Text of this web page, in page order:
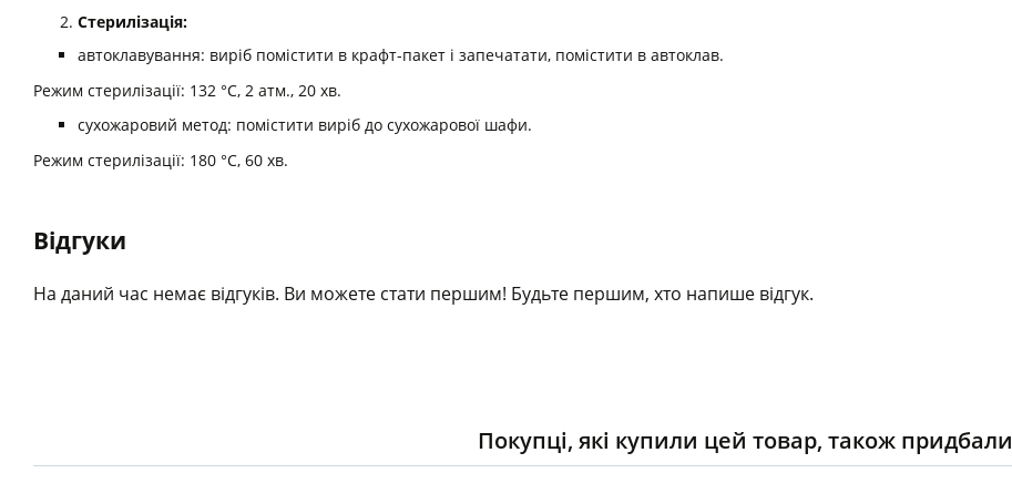
Стерилізація:
автоклавування: виріб помістити в крафт-пакет і запечатати, помістити в автоклав.
Режим стерилізації: 132 °C, 2 атм., 20 хв.
сухожаровий метод: помістити виріб до сухожарової шафи.
Режим стерилізації: 180 °C, 60 хв.
Відгуки
На даний час немає відгуків. Ви можете стати першим! Будьте першим, хто напише відгук.
Покупці, які купили цей товар, також придбали